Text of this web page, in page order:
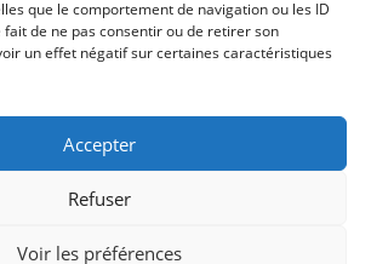
que le comportement de navigation ou les ID
fait de ne pas consentir ou de retirer son
un effet négatif sur certaines caractéristiques
Accepter
Refuser
Voir les préférences
84 20 14